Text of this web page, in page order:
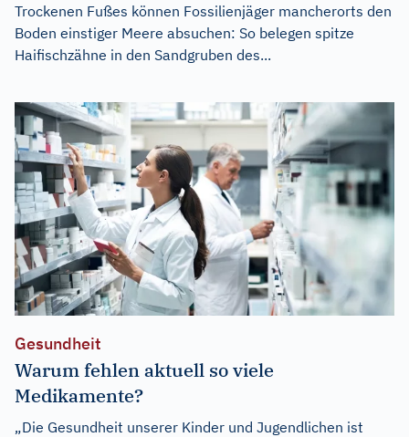
Trockenen Fußes können Fossilienjäger mancherorts den
Boden einstiger Meere absuchen: So belegen spitze
Haifischzähne in den Sandgruben des...
Gesundheit
Warum fehlen aktuell so viele
Medikamente?
„Die Gesundheit unserer Kinder und Jugendlichen ist